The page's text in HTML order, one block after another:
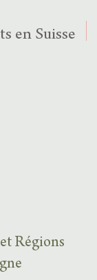
Régions
en Suisse